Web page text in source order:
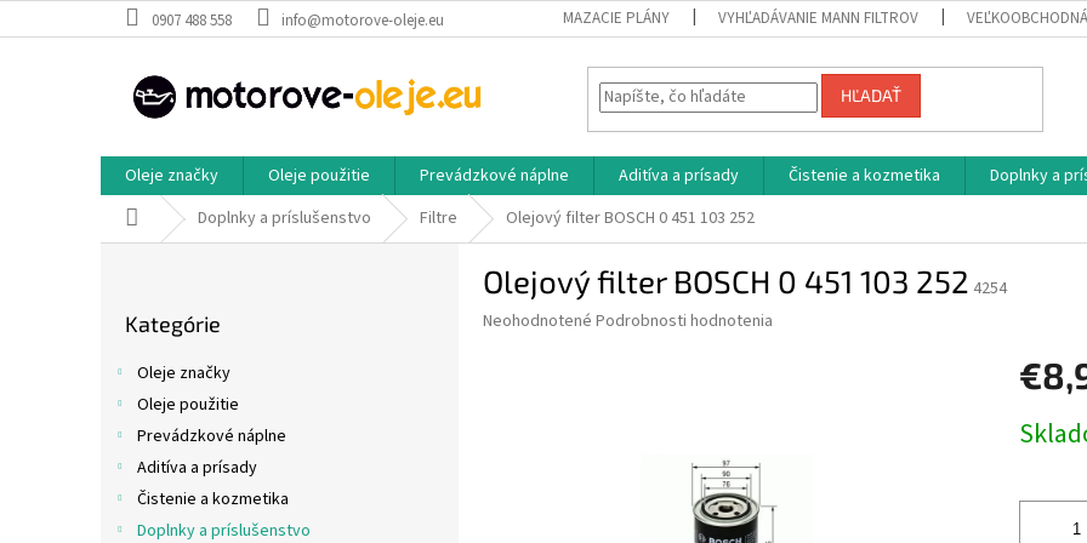
na
0907 488 558 info@motorove-oleje.eu MAZACIE PLÁNY VYHĽADÁVANIE MANN FILTROV
HĽADAŤ
Oleje značky Oleje použitie Prevádzkové náplne Aditíva a prísady Čistenie a kozmetika Doplnky a
DomovDoplnky a príslušenstvo Filtre Olejový filter BOSCH 0 451 103 252
kategórie
Kategórie
Oleje značky
Oleje použitie
Prevádzkové náplne
Aditíva a prísady
Čistenie a kozmetika
Doplnky a príslušenstvo
Olejový filter BOSCH 0 451 103 252 4254
Priemerné
Neohodnotené Podrobnosti hodnotenia
cena: